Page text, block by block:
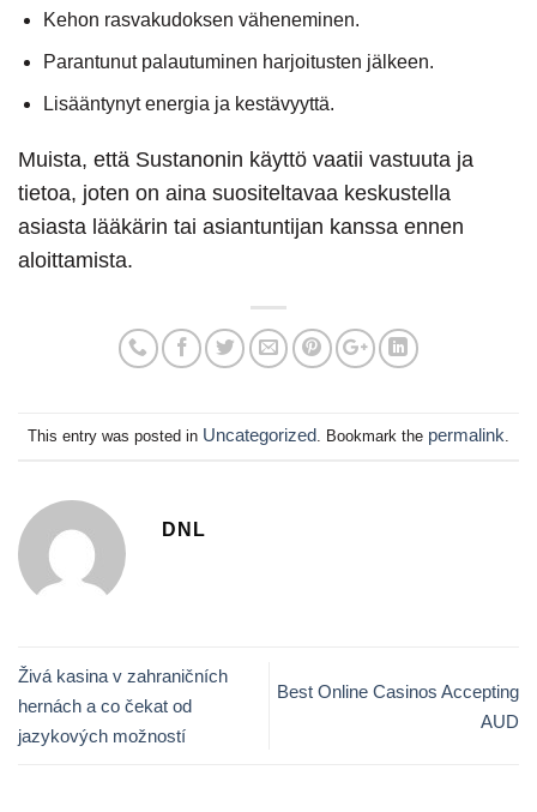
Kehon rasvakudoksen väheneminen.
Parantunut palautuminen harjoitusten jälkeen.
Lisääntynyt energia ja kestävyyttä.
Muista, että Sustanonin käyttö vaatii vastuuta ja
tietoa, joten on aina suositeltavaa keskustella
asiasta lääkärin tai asiantuntijan kanssa ennen
aloittamista.
This entry was posted in Uncategorized. Bookmark the permalink.
DNL
Živá kasina v zahraničních
hernách a co čekat od
jazykových možností
Best Online Casinos Accepting
AUD